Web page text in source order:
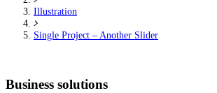
Illustration
Single Project – Another Slider
Business solutions